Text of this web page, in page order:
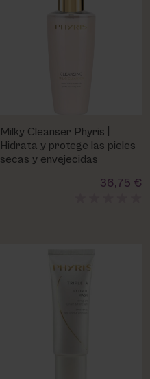
Milky Cleanser Phyris |
Hidrata y protege las pieles
secas y envejecidas
36,75 €